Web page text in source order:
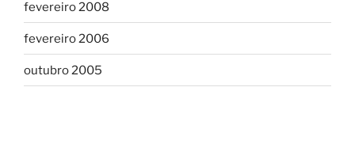
fevereiro 2008
fevereiro 2006
outubro 2005